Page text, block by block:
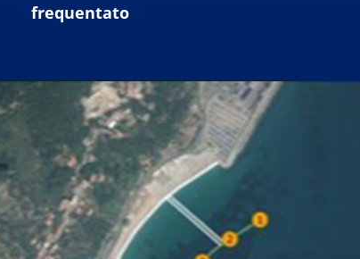
frequentato